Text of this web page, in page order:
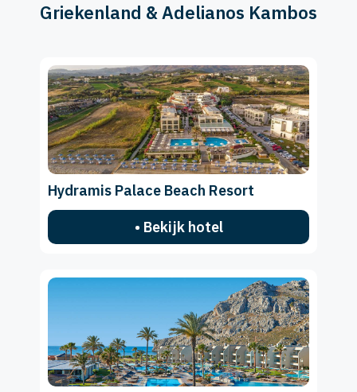
Griekenland & Adelianos Kambos
Hydramis Palace Beach Resort
• Bekijk hotel